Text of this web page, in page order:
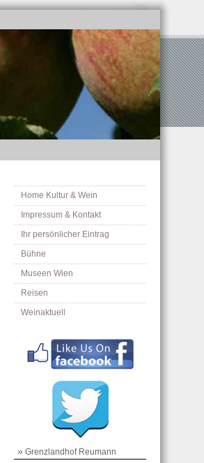
Home Kultur & Wein
Impressum & Kontakt
Ihr persönlicher Eintrag
Bühne
Museen Wien
Reisen
Weinaktuell
» Grenzlandhof Reumann